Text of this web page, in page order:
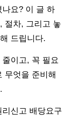
요? 이 글 하
절차, 그리고 놓
드립니다.
이고, 꼭 필요
무엇을 준비해
신고 배당요구